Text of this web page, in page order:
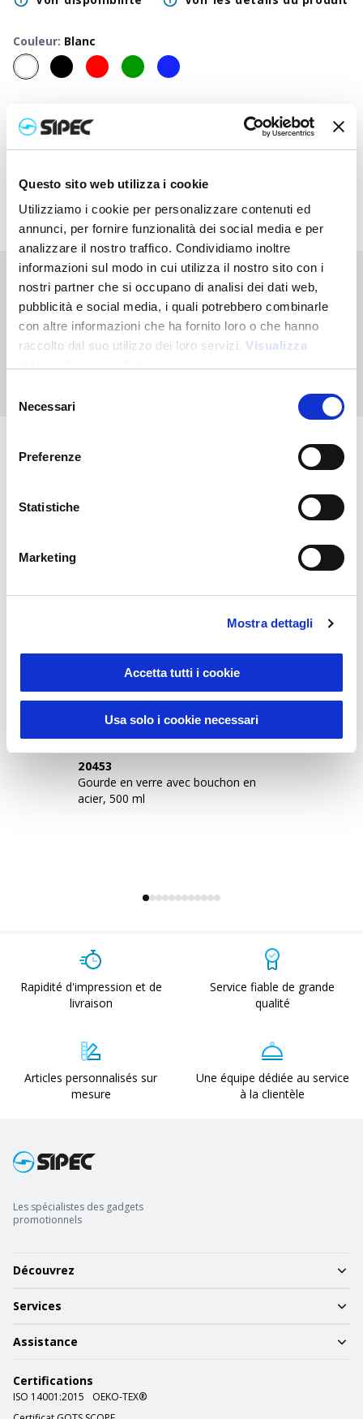
Questo sito web utilizza i cookie
Utilizziamo i cookie per personalizzare contenuti ed
annunci, per fornire funzionalità dei social media e per
analizzare il nostro traffico. Condividiamo inoltre
informazioni sul modo in cui utilizza il nostro sito con i
nostri partner che si occupano di analisi dei dati web,
pubblicità e social media, i quali potrebbero combinarle
con altre informazioni che ha fornito loro o che hanno
raccolto dal suo utilizzo dei loro servizi. Visualizza
delNecessari
Preferenze
Statistiche
Marketing
Mostra dettagli
Accetta tutti i cookie
Usa solo i cookie necessari
Couleur: Blanc
Prix neutre
5,600 5,600€ 5,600€ 5,600
7,535€ 7,438€ 7,345€ 7,258€ 7,175€ 7,018€
Vous n'avez pas trouvé ce que vous cherchiez ?
Contactez-nous pour obtenir de l'aide ou demandez votre
commande personnalisée
Nous contacter
Vous pourriez également être
Sustainable Living
20453
Gourde en verre avec bouchon en
acier, 500 ml
Rapidité d'impression et de
livraison
Service fiable de grande
qualité
Articles personnalisés sur
mesure
Une équipe dédiée au service
à la clientèle
Les spécialistes des gadgets
promotionnels
Découvrez
Services
Assistance
Certifications
ISO 14001:2015
OEKO-TEX®